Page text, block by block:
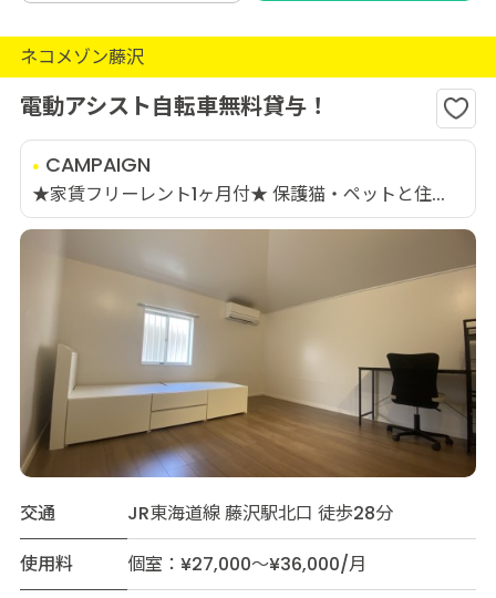
ネコメゾン藤沢
電動アシスト自転車無料貸与！
CAMPAIGN
★家賃フリーレント1ヶ月付★ 保護猫・ペットと住...
交通
JR東海道線 藤沢駅北口 徒歩28分
使用料
個室：¥27,000～¥36,000/月